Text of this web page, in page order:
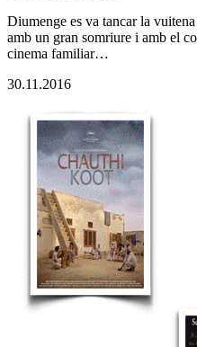
Diumenge es va tancar la
amb un gran somriure i amb el
cinema familiar…
30.11.2016